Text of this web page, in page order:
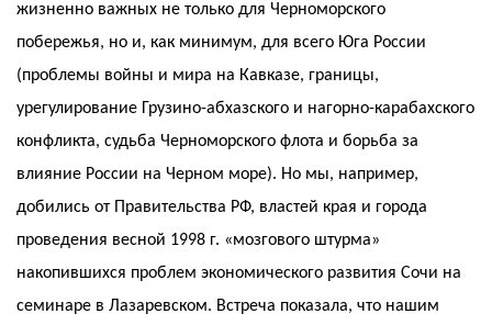
жизненно важных не только для Черноморского
побережья, но и, как минимум, для всего Юга России
(проблемы войны и мира на Кавказе, границы,
урегулирование Грузино-абхазского и нагорно-карабахского
конфликта, судьба Черноморского флота и борьба за
влияние России на Черном море). Но мы, например,
добились от Правительства РФ, властей края и города
проведения весной 1998 г. «мозгового штурма»
накопившихся проблем экономического развития Сочи на
семинаре в Лазаревском. Встреча показала, что нашим